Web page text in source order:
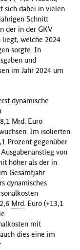
sich dabei in vielen
Schnitt
der in der GKV
welche 2024
sorgte. In
und
im Jahr 2024 um
dynamische
Mrd. Euro
Im isolierten
Prozent gegenüber
von
höher als der in
Gesamtjahr
dynamisches
Mrd. Euro (+13,1
mit
dies eine im